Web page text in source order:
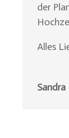
der
Alles
Sandra